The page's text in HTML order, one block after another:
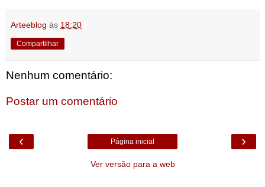
Arteeblog às 18:20
Compartilhar
Nenhum comentário:
Postar um comentário
‹ ›
Página inicial
Ver versão para a web